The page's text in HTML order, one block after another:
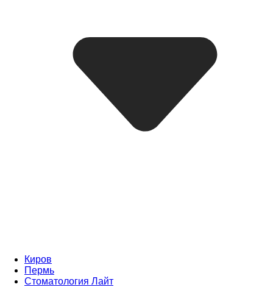
Киров
Пермь
Стоматология Лайт